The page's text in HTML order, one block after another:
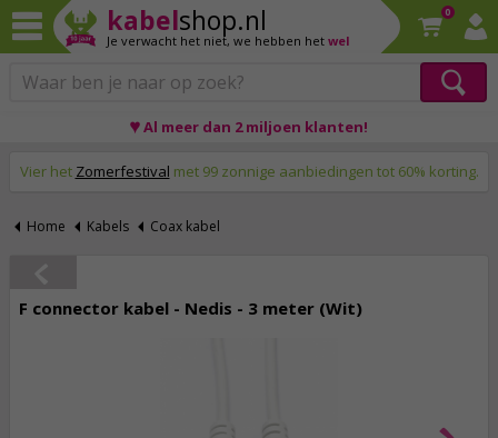
kabelshop.nl
Je verwacht het niet, we hebben het wel
0
♥ Al meer dan 2 miljoen klanten!
Vier het Zomerfestival met 99 zonnige aanbiedingen tot 60% korting.
Home Kabels Coax kabel
F connector kabel - Nedis - 3 meter (Wit)